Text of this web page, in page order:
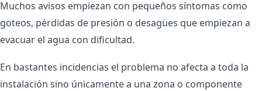
Muchos avisos empiezan con pequeños síntomas como
goteos, pérdidas de presión o desagües que empiezan a
evacuar el agua con dificultad.
En bastantes incidencias el problema no afecta a toda la
instalación sino únicamente a una zona o componente